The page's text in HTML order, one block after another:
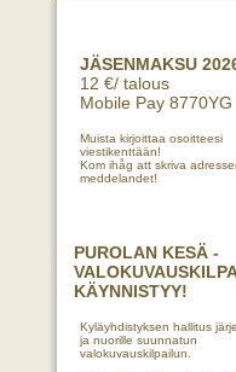
JÄSENMAKSU
12 €/ talous
Mobile Pay 8770YG
Muista kirjoittaa osoitteesi
viestikenttään!
Kom ihåg att skriva
meddelandet!
PUROLAN KESÄ -
KÄYNNISTYY!
Kyläyhdistyksen hallitus
ja nuorille suunnatun
valokuvauskilpailun.